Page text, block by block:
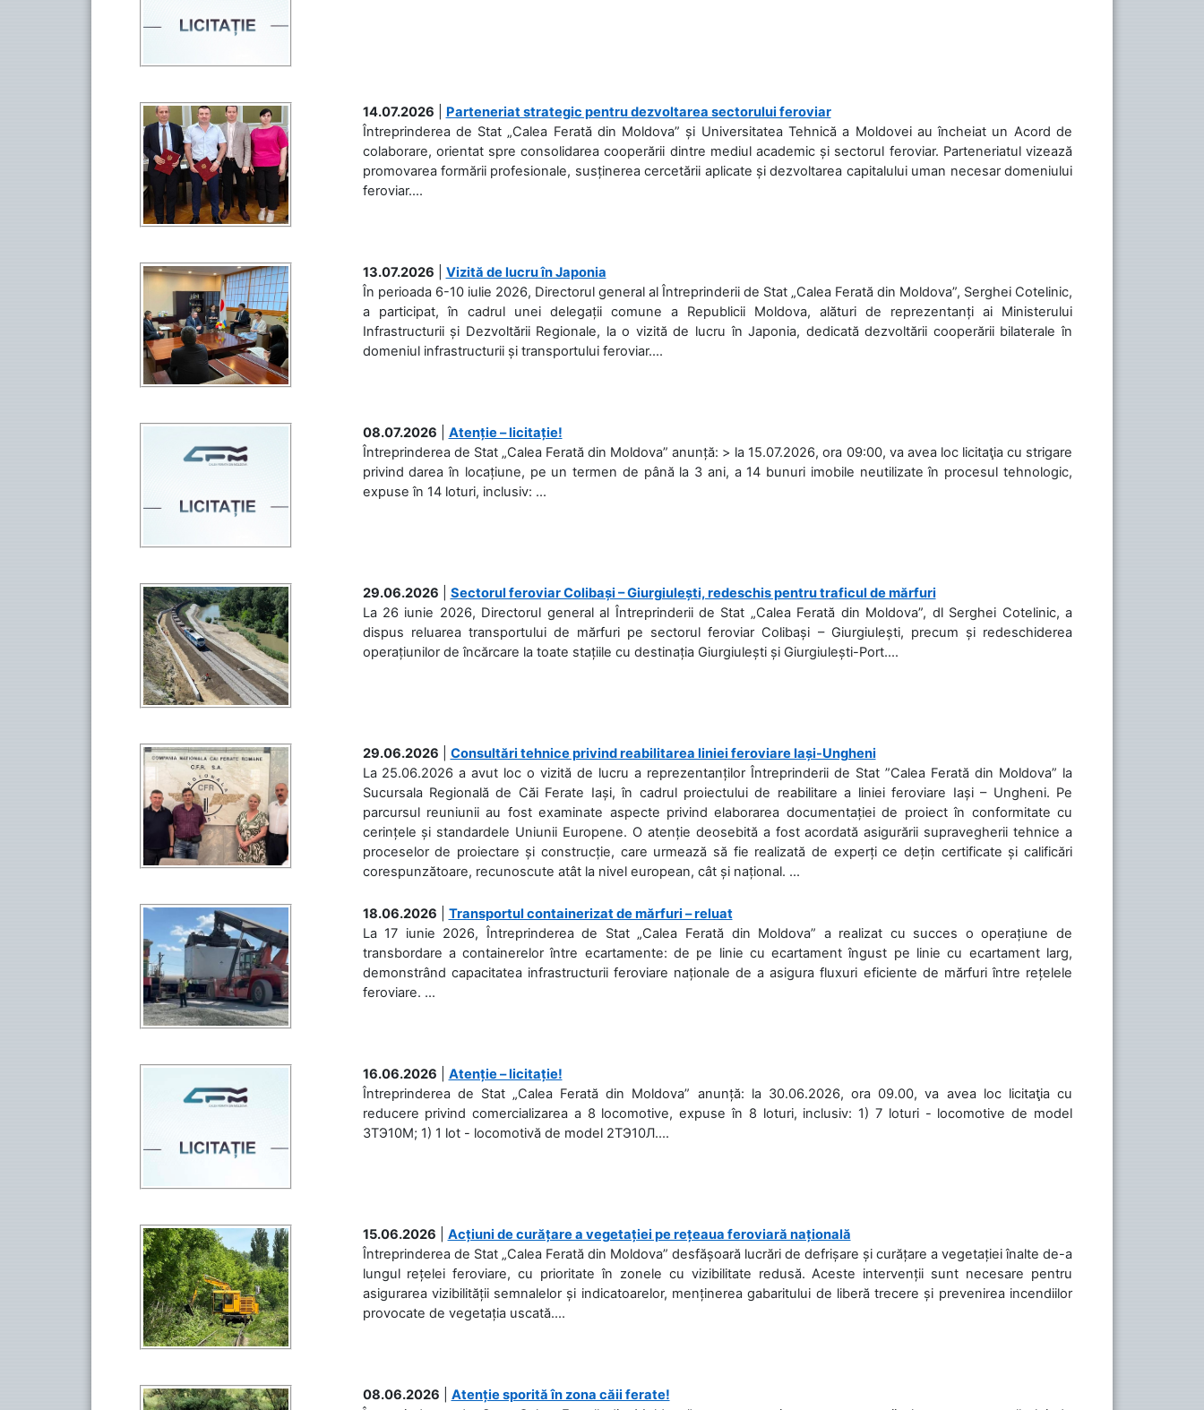
14.07.2026
Parteneriat strategic pentru dezvoltarea sectorului feroviar
Întreprinderea de Stat „Calea Ferată din Moldova” și Universitatea Tehnică a Moldovei au încheiat un Acord de
colaborare, orientat spre consolidarea cooperării dintre mediul academic și sectorul feroviar. Parteneriatul vizează
promovarea formării profesionale, susținerea cercetării aplicate și dezvoltarea capitalului uman necesar domeniului
feroviar....
13.07.2026
Vizită de lucru în Japonia
În perioada 6-10 iulie 2026, Directorul general al Întreprinderii de Stat „Calea Ferată din Moldova”, Serghei Cotelinic,
a participat, în cadrul unei delegații comune a Republicii Moldova, alături de reprezentanți ai Ministerului
Infrastructurii și Dezvoltării Regionale, la o vizită de lucru în Japonia, dedicată dezvoltării cooperării bilaterale în
domeniul infrastructurii și transportului feroviar....
08.07.2026
Atenție – licitație!
Întreprinderea de Stat „Calea Ferată din Moldova” anunță: > la 15.07.2026, ora 09:00, va avea loc licitaţia cu strigare
privind darea în locațiune, pe un termen de până la 3 ani, a 14 bunuri imobile neutilizate în procesul tehnologic,
expuse în 14 loturi, inclusiv: ...
29.06.2026
Sectorul feroviar Colibași – Giurgiulești, redeschis pentru traficul de mărfuri
La 26 iunie 2026, Directorul general al Întreprinderii de Stat „Calea Ferată din Moldova”, dl Serghei Cotelinic, a
dispus reluarea transportului de mărfuri pe sectorul feroviar Colibași – Giurgiulești, precum și redeschiderea
operațiunilor de încărcare la toate stațiile cu destinația Giurgiulești și Giurgiulești-Port....
29.06.2026
Consultări tehnice privind reabilitarea liniei feroviare Iași-Ungheni
La 25.06.2026 a avut loc o vizită de lucru a reprezentanților Întreprinderii de Stat ”Calea Ferată din Moldova” la
Sucursala Regională de Căi Ferate Iași, în cadrul proiectului de reabilitare a liniei feroviare Iași – Ungheni. Pe
parcursul reuniunii au fost examinate aspecte privind elaborarea documentației de proiect în conformitate cu
cerințele și standardele Uniunii Europene. O atenție deosebită a fost acordată asigurării supravegherii tehnice a
proceselor de proiectare și construcție, care urmează să fie realizată de experți ce dețin certificate și calificări
corespunzătoare, recunoscute atât la nivel european, cât și național. ...
18.06.2026
Transportul containerizat de mărfuri – reluat
La 17 iunie 2026, Întreprinderea de Stat „Calea Ferată din Moldova” a realizat cu succes o operațiune de
transbordare a containerelor între ecartamente: de pe linie cu ecartament îngust pe linie cu ecartament larg,
demonstrând capacitatea infrastructurii feroviare naționale de a asigura fluxuri eficiente de mărfuri între rețelele
feroviare. ...
16.06.2026
Atenție – licitație!
Întreprinderea de Stat „Calea Ferată din Moldova” anunță: la 30.06.2026, ora 09.00, va avea loc licitaţia cu
reducere privind comercializarea a 8 locomotive, expuse în 8 loturi, inclusiv: 1) 7 loturi - locomotive de model
3ТЭ10М; 1) 1 lot - locomotivă de model 2ТЭ10Л....
15.06.2026
Acțiuni de curățare a vegetației pe rețeaua feroviară națională
Întreprinderea de Stat „Calea Ferată din Moldova” desfășoară lucrări de defrișare și curățare a vegetației înalte de-a
lungul rețelei feroviare, cu prioritate în zonele cu vizibilitate redusă. Aceste intervenții sunt necesare pentru
asigurarea vizibilității semnalelor și indicatoarelor, menținerea gabaritului de liberă trecere și prevenirea incendiilor
provocate de vegetația uscată....
08.06.2026
Atenție sporită în zona căii ferate!